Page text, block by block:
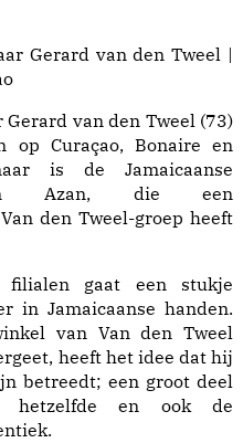
Gerard van den Tweel |
van den Tweel (73)
op Curaçao, Bonaire en
is de Jamaicaanse
Azan, die een
den Tweel-groep heeft
gaat een stukje
in Jamaicaanse handen.
van Van den Tweel
heeft het idee dat hij
betreedt; een groot deel
hetzelfde en ook de